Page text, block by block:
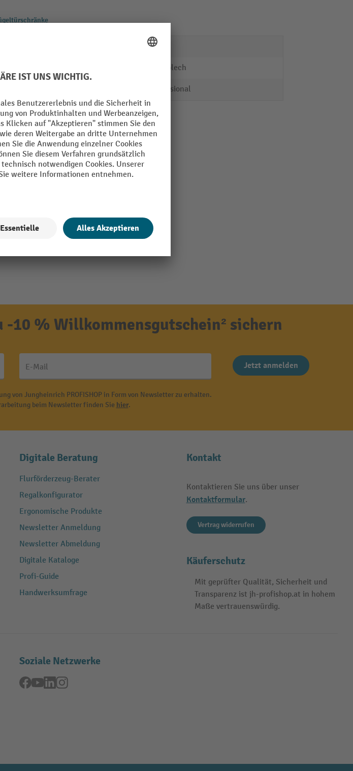
bott
Stahlblech
Professional
10 % Willkommensgutschein² sichern
E-Mail Jetzt anmelden
von Jungheinrich PROFISHOP in Form von Newsletter zu erhalten.
beim Newsletter finden Sie hier.
Digitale Beratung
Flurförderzeug-Berater
Regalkonfigurator
Ergonomische Produkte
Newsletter Anmeldung
Newsletter Abmeldung
Digitale Kataloge
Profi-Guide
Handwerksumfrage
Kontakt
Kontaktieren Sie uns über unser
Kontaktformular.
Vertrag widerrufen
Käuferschutz
Mit geprüfter Qualität, Sicherheit und
Transparenz ist jh-profishop.at in hohem
Maße vertrauenswürdig.
Soziale Netzwerke
Facebook
YouTubeLinkedInInstagram